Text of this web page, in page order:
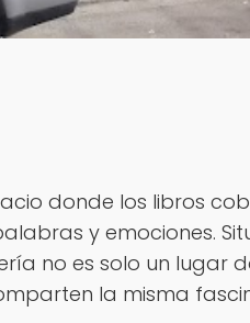
donde los libros
y emociones.
no es solo un lugar
la misma